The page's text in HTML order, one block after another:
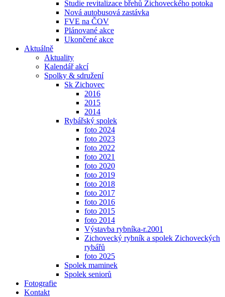
Studie revitalizace břehů Zichoveckého potoka
Nová autobusová zastávka
FVE na ČOV
Plánované akce
Ukončené akce
Aktuálně
Aktuality
Kalendář akcí
Spolky & sdružení
Sk Zichovec
2016
2015
2014
Rybářský spolek
foto 2024
foto 2023
foto 2022
foto 2021
foto 2020
foto 2019
foto 2018
foto 2017
foto 2016
foto 2015
foto 2014
Výstavba rybníka-r.2001
Zichovecký rybník a spolek Zichoveckých
rybářů
foto 2025
Spolek maminek
Spolek seniorů
Fotografie
Kontakt